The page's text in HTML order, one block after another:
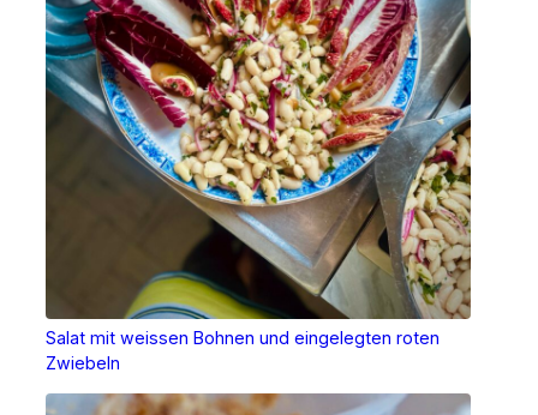
Salat mit weissen Bohnen und eingelegten roten
Zwiebeln